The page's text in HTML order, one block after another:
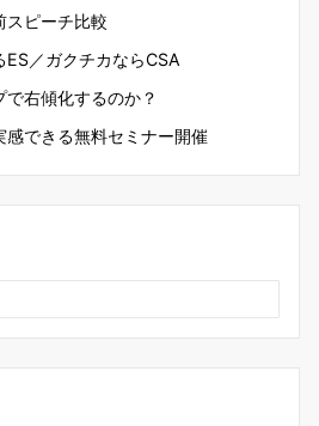
スピーチ比較
／ガクチカならCSA
右傾化するのか？
できる無料セミナー開催